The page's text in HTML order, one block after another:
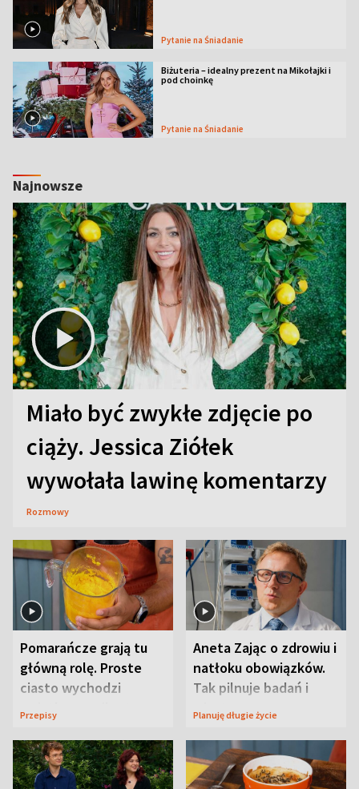
Pytanie na Śniadanie
Biżuteria – idealny prezent na Mikołajki i
pod choinkę
Pytanie na Śniadanie
Najnowsze
Miało być zwykłe zdjęcie po
ciąży. Jessica Ziółek
wywołała lawinę komentarzy
Rozmowy
Pomarańcze grają tu
główną rolę. Proste
ciasto wychodzi
wyjątkowo wilgotne
Przepisy
Aneta Zając o zdrowiu i
natłoku obowiązków.
Tak pilnuje badań i
wizyt
Planuję długie życie